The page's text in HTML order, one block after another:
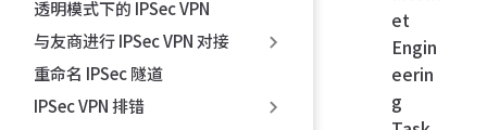
透明模式下的 IPSec VPN
与友商进行 IPSec VPN 对接
重命名 IPSec 隧道
IPSec VPN 排错
et
Engin
eerin
g